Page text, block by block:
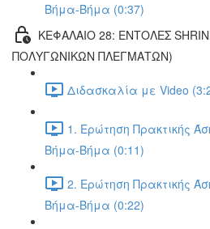
Βήμα-Βήμα (0:37)
ΚΕΦΑΛΑΙΟ 28: ΕΝΤΟΛΕΣ
ΠΟΛΥΓΩΝΙΚΩΝ ΠΛΕΓΜΑΤΩΝ)
Διδασκαλία με Video
1. Ερώτηση Πρακτικής
Βήμα-Βήμα (0:11)
2. Ερώτηση Πρακτικής
Βήμα-Βήμα (0:22)